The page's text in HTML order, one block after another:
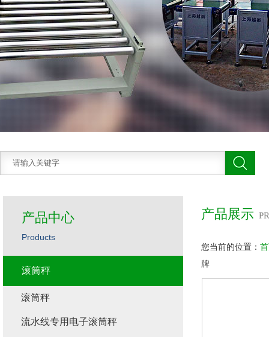
产品展示
您当前的位置：
牌
产品中心
Products
滚筒秤
滚筒秤
流水线专用电子滚筒秤